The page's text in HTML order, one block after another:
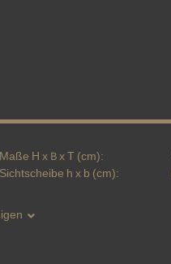
Maße H x B x T (cm):
Sichtscheibe h x b (cm):